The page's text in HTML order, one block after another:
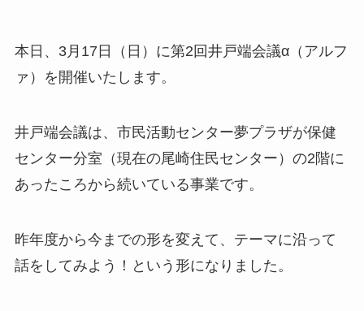
本日、3月17日（日）に第2回井戸端会議α（アルフ
ァ）を開催いたします。
井戸端会議は、市民活動センター夢プラザが保健
センター分室（現在の尾崎住民センター）の2階に
あったころから続いている事業です。
昨年度から今までの形を変えて、テーマに沿って
話をしてみよう！という形になりました。